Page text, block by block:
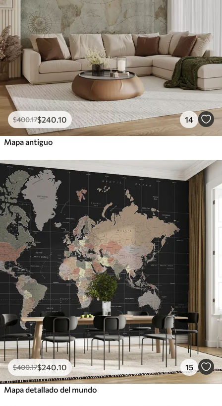
$400.17$240.10 14
Mapa antiguo
$400.17$240.10 15
Mapa detallado del mundo